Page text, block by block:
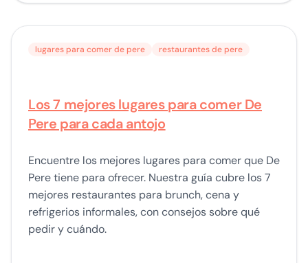
lugares para comer de pere restaurantes de pere
Los 7 mejores lugares para comer De
Pere para cada antojo
Encuentre los mejores lugares para comer que De
Pere tiene para ofrecer. Nuestra guía cubre los 7
mejores restaurantes para brunch, cena y
refrigerios informales, con consejos sobre qué
pedir y cuándo.